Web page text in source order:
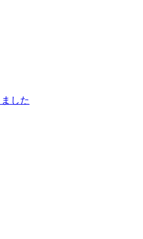
した